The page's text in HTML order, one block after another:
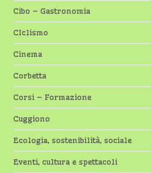
Cibo – Gastronomia
CIclismo
Cinema
Corbetta
Corsi – Formazione
Cuggiono
Ecologia, sostenibilità, sociale
Eventi, cultura e spettacoli